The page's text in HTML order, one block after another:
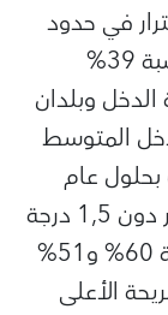
في حدود
درجتين مئويتين خفض الانبعاثات بنسبة 39%
الدخل وبلدان
المتوسط
عام
2030، بينما يتطلب بقاء درجة الاحترار دون 1,5 درجة
مئوية خفضا أكبر في الانبعاثات بنسبة 60% و51%
الأعلى